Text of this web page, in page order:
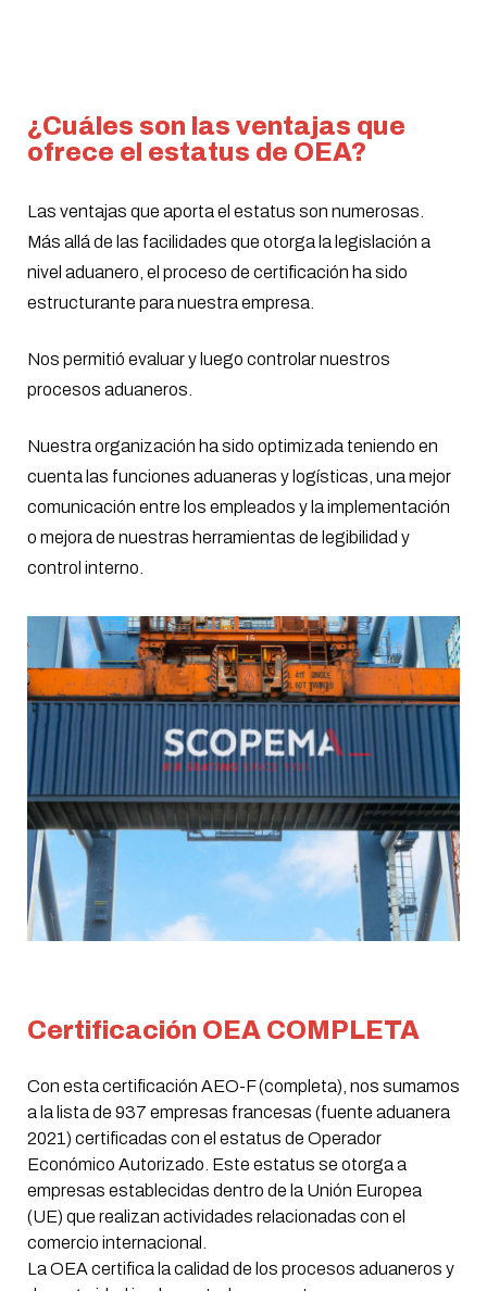
¿Cuáles son las ventajas que
ofrece el estatus de OEA?
Las ventajas que aporta el estatus son numerosas.
Más allá de las facilidades que otorga la legislación a
nivel aduanero, el proceso de certificación ha sido
estructurante para nuestra empresa.
Nos permitió evaluar y luego controlar nuestros
procesos aduaneros.
Nuestra organización ha sido optimizada teniendo en
cuenta las funciones aduaneras y logísticas, una mejor
comunicación entre los empleados y la implementación
o mejora de nuestras herramientas de legibilidad y
control interno.
Certificación OEA COMPLETA
Con esta certificación AEO-F (completa), nos sumamos
a la lista de 937 empresas francesas (fuente aduanera
2021) certificadas con el estatus de Operador
Económico Autorizado. Este estatus se otorga a
empresas establecidas dentro de la Unión Europea
(UE) que realizan actividades relacionadas con el
comercio internacional.
La OEA certifica la calidad de los procesos aduaneros y